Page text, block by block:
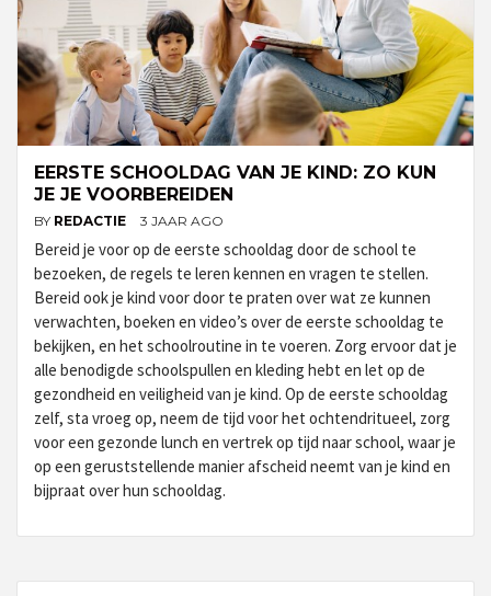
EERSTE SCHOOLDAG VAN JE KIND: ZO KUN
JE JE VOORBEREIDEN
BY REDACTIE 3 JAAR AGO
Bereid je voor op de eerste schooldag door de school te
bezoeken, de regels te leren kennen en vragen te stellen.
Bereid ook je kind voor door te praten over wat ze kunnen
verwachten, boeken en video’s over de eerste schooldag te
bekijken, en het schoolroutine in te voeren. Zorg ervoor dat je
alle benodigde schoolspullen en kleding hebt en let op de
gezondheid en veiligheid van je kind. Op de eerste schooldag
zelf, sta vroeg op, neem de tijd voor het ochtendritueel, zorg
voor een gezonde lunch en vertrek op tijd naar school, waar je
op een geruststellende manier afscheid neemt van je kind en
bijpraat over hun schooldag.